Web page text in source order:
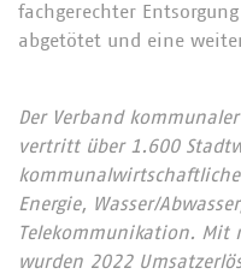
fachgerechter
abgetötet und eine
Der Verband
vertritt über 1.600
Energie, Wasser/
Telekommunikation. Mit
wurden 2022